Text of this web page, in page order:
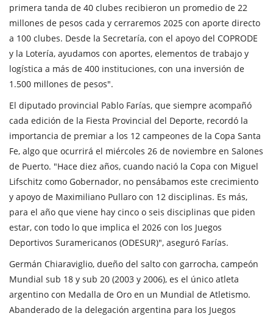
primera tanda de 40 clubes recibieron un promedio de 22
millones de pesos cada y cerraremos 2025 con aporte directo
a 100 clubes. Desde la Secretaría, con el apoyo del COPRODE
y la Lotería, ayudamos con aportes, elementos de trabajo y
logística a más de 400 instituciones, con una inversión de
1.500 millones de pesos".
El diputado provincial Pablo Farías, que siempre acompañó
cada edición de la Fiesta Provincial del Deporte, recordó la
importancia de premiar a los 12 campeones de la Copa Santa
Fe, algo que ocurrirá el miércoles 26 de noviembre en Salones
de Puerto. "Hace diez años, cuando nació la Copa con Miguel
Lifschitz como Gobernador, no pensábamos este crecimiento
y apoyo de Maximiliano Pullaro con 12 disciplinas. Es más,
para el año que viene hay cinco o seis disciplinas que piden
estar, con todo lo que implica el 2026 con los Juegos
Deportivos Suramericanos (ODESUR)", aseguró Farías.
Germán Chiaraviglio, dueño del salto con garrocha, campeón
Mundial sub 18 y sub 20 (2003 y 2006), es el único atleta
argentino con Medalla de Oro en un Mundial de Atletismo.
Abanderado de la delegación argentina para los Juegos